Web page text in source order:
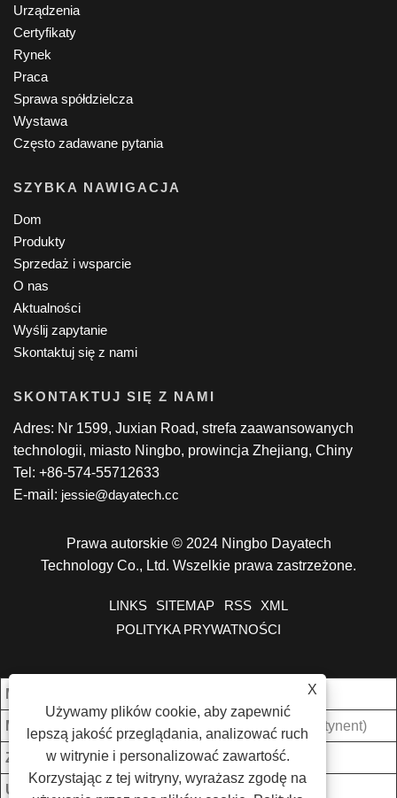
X
Używamy plików cookie, aby zapewnić
lepszą jakość przeglądania, analizować ruch
w witrynie i personalizować zawartość.
Korzystając z tej witryny, wyrażasz zgodę na
Urządzenia
Certyfikaty
Rynek
Praca
Sprawa spółdzielcza
Wystawa
Często zadawane pytania
SZYBKA NAWIGACJA
Dom
Produkty
Sprzedaż i wsparcie
O nas
Aktualności
Wyślij zapytanie
Skontaktuj się z nami
SKONTAKTUJ SIĘ Z NAMI
Adres: Nr 1599, Juxian Road, strefa zaawansowanych
technologii, miasto Ningbo, prowincja Zhejiang, Chiny
Tel: +86-574-55712633
E-mail: jessie@dayatech.cc
Prawa autorskie © 2024 Ningbo Dayatech
Technology Co., Ltd. Wszelkie prawa zastrzeżone.
LINKS SITEMAP RSS
XML
POLITYKA PRYWATNOŚCI
Mój. Zamówienie:
Miejsce pochodzenia: Zhejiang, Chiny (kontynent)
Zdolność produkcyjna: 5000 SZTUK/MON
Uszczelka: 4szt/CTN